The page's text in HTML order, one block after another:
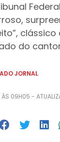
do
JORNAL
09H05 -